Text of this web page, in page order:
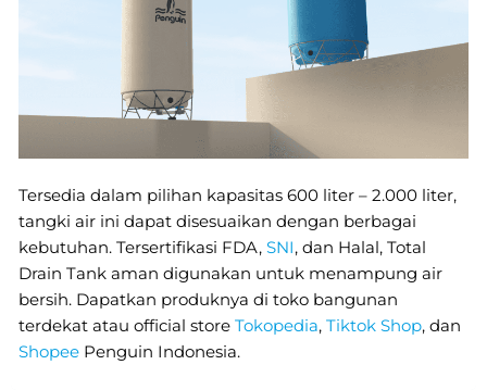
Tersedia dalam pilihan kapasitas 600 liter – 2.000 liter,
tangki air ini dapat disesuaikan dengan berbagai
kebutuhan. Tersertifikasi FDA, SNI, dan Halal, Total
Drain Tank aman digunakan untuk menampung air
bersih. Dapatkan produknya di toko bangunan
terdekat atau official store Tokopedia, Tiktok Shop, dan
Shopee Penguin Indonesia.